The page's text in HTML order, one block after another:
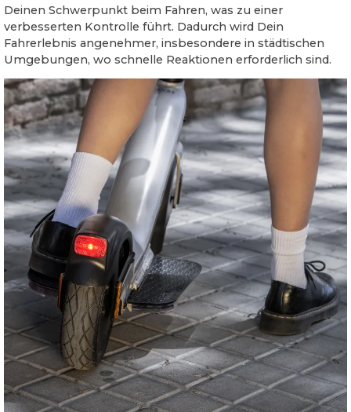
Deinen Schwerpunkt beim Fahren, was zu einer
verbesserten Kontrolle führt. Dadurch wird Dein
Fahrerlebnis angenehmer, insbesondere in städtischen
Umgebungen, wo schnelle Reaktionen erforderlich sind.